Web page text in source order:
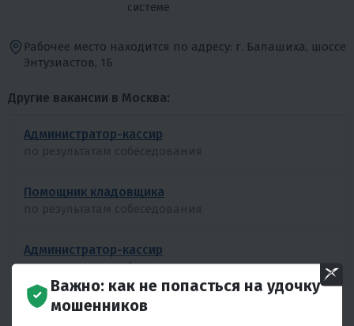
системе
Рабочее место находится по адресу: г. Балашиха, шоссе
Энтузиастов, 1Б
Другие вакансии в Москва:
Администратор-кассир
по результатам собеседования
Помощник кладовщика
по результатам собеседования
Администратор-кассир
по результатам собеседования
Важно: как не попасться на удочку
мошенников